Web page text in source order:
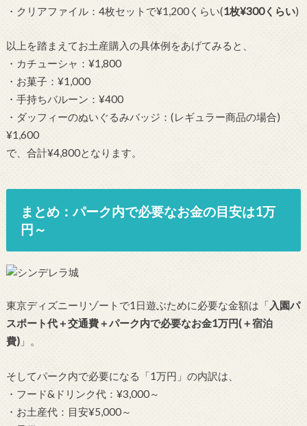
・クリアファイル：4枚セットで¥1,200くらい(1枚¥300くらい)
以上を踏まえてお土産購入の具体例をあげてみると、
・カチューシャ：¥1,800
・お菓子：¥1,000
・手持ちバルーン：¥400
・ダッフィーのぬいぐるみバッジ：(レギュラー商品の場合)
¥1,600
で、合計¥4,800となります。
まとめ：パーク内で必要なお金の目安は1万
円～
東京ディズニーリゾートで1日遊ぶために必要な金額は「 入園パ
スポート代＋交通費＋パーク内で必要なお金1万円(＋宿泊
費)」。
そしてパーク内で必要になる「1万円」の内訳は、
・フード&ドリンク代：¥3,000～
・お土産代：目安¥5,000～